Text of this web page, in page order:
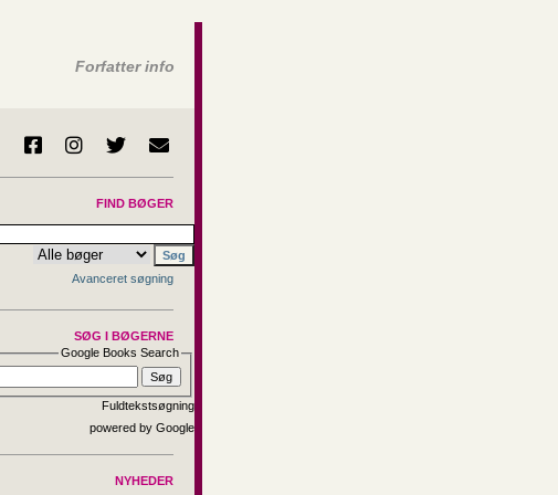
Forfatter info
FIND BØGER
Avanceret søgning
SØG I BØGERNE
Google Books Search
Fuldtekstsøgning
NYHEDER